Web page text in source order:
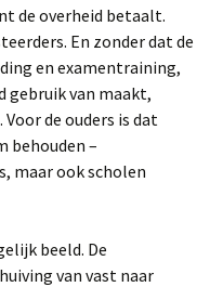
de overheid betaalt.
En zonder dat de
en examentraining,
gebruik van maakt,
de ouders is dat
behouden –
maar ook scholen
beeld. De
van vast naar